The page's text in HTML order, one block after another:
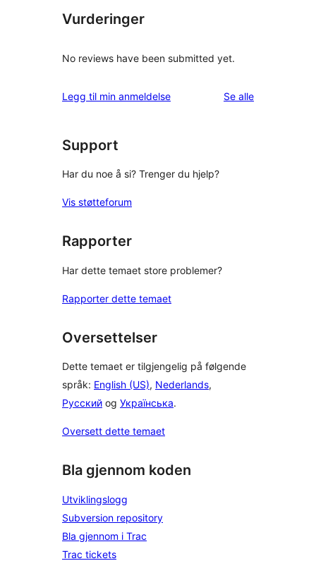
Vurderinger
No reviews have been submitted yet.
Legg til min anmeldelse Se alleomtalene
Support
Har du noe å si? Trenger du hjelp?
Vis støtteforum
Rapporter
Har dette temaet store problemer?
Rapporter dette temaet
Oversettelser
Dette temaet er tilgjengelig på følgende
språk: English (US), Nederlands,
Русский og Українська.
Oversett dette temaet
Bla gjennom koden
Utviklingslogg
Subversion repository
Bla gjennom i Trac
Trac tickets